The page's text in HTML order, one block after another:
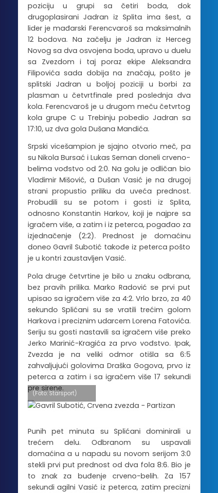
poziciju u grupi sa četiri boda, dok
drugoplasirani Jadran iz Splita ima šest, a
lider je mađarski Ferencvaroš sa maksimalnih
12 bodova. Na začelju je Jadran iz Herceg
Novog sa dva osvojena boda, upravo u duelu
sa Zvezdom i taj poraz ekipe Aleksandra
Filipovića sada dobija na značaju, pošto je
splitski Jadran u boljoj poziciji u borbi za
plasman u četvrtfinale pred poslednja dva
kola. Ferencvaroš je u drugom meču četvrtog
kola grupe C u Trebinju pobedio Jadran sa
17:10, uz dva gola Dušana Mandića.
Srpski vicešampion je sjajno otvorio meč, pa
su Nikola Bursać i Lukas Seman doneli crveno-
belima vođstvo od 2:0. Na golu je odličan bio
Vladimir Mišović, a Dušan Vasić je na drugoj
strani propustio priliku da uveća prednost.
Probudili su se potom i gosti iz Splita,
odnosno Konstantin Harkov, koji je najpre sa
igračem više, a zatim i iz peterca, pogađao za
izjednačenje (2:2). Prednost je domaćinu
doneo Gavril Subotić takođe iz peterca pošto
je u kontri zaustavljen Vasić.
Pola druge četvrtine je bilo u znaku odbrana,
bez pravih prilika. Marko Radović se prvi put
upisao sa igračem više za 4:2. Vrlo brzo, za 40
sekundo Splićani su se vratili trećim golom
Harkova i preciznim udarcem Lorena Fatovića.
Seriju su gosti nastavili sa igračem više preko
Jerko Marinić-Kragića za prvo vođstvo. Ipak,
Zvezda je na veliki odmor otišla sa 6:5
zahvaljujući golovima Draška Gogova, prvo iz
peterca a zatim i sa igračem više 17 sekundi
pre sirene.
(Foto: Starsport)
Punih pet minuta su Splićani dominirali u
trećem delu. Odbranom su uspavali
domaćina a u napadu su novom serijom 3:0
stekli prvi put prednost od dva fola 8:6. Bio je
to znak za buđenje crveno-belih. Za 157
sekundi agilni Vasić iz peterca, zatim precizni